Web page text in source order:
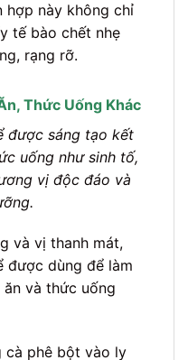
hợp này không chỉ
tế bào chết nhẹ
rạng rỡ.
Thức Uống Khác
được sáng tạo kết
uống như sinh tố,
vị độc đáo và
và vị thanh mát,
được dùng để làm
và thức uống
cà phê bột vào ly